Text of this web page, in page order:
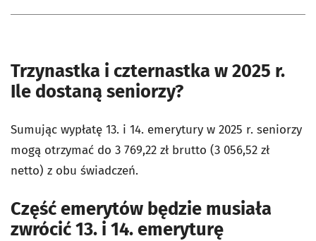
Trzynastka i czternastka w 2025 r.
Ile dostaną seniorzy?
Sumując wypłatę 13. i 14. emerytury w 2025 r. seniorzy
mogą otrzymać do 3 769,22 zł brutto (3 056,52 zł
netto) z obu świadczeń.
Część emerytów będzie musiała
zwrócić 13. i 14. emeryturę